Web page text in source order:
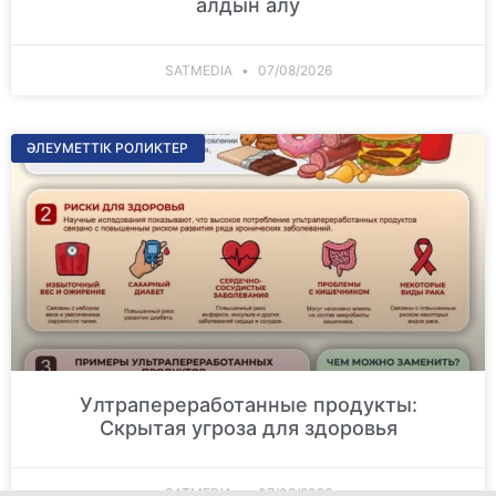
алдын алу
SATMEDIA 07/08/2026
ӘЛЕУМЕТТІК РОЛИКТЕР
Ултрапереработанные продукты:
Скрытая угроза для здоровья